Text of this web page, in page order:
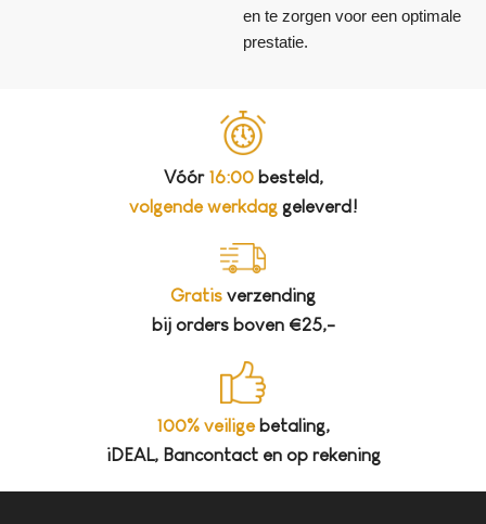
en te zorgen voor een optimale
prestatie.
Vóór 16:00besteld,
volgende werkdaggeleverd!
Gratis verzending
bij orders boven €25,-
100% veiligebetaling,
iDEAL, Bancontact en op rekening